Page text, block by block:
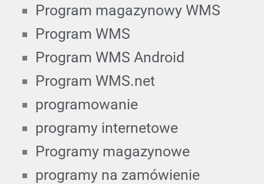
Program magazynowy WMS
Program WMS
Program WMS Android
Program WMS.net
programowanie
programy internetowe
Programy magazynowe
programy na zamówienie